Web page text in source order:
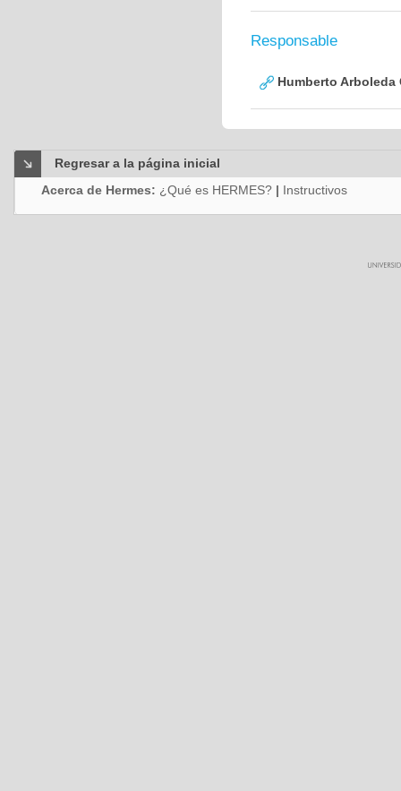
Responsable
Humberto Arboleda
Regresar a la página inicial
Acerca de Hermes: ¿Qué es HERMES? | Instructivos